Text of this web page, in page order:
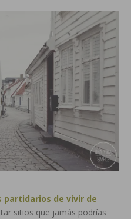
partidarios de vivir de
sitios que jamás podrías